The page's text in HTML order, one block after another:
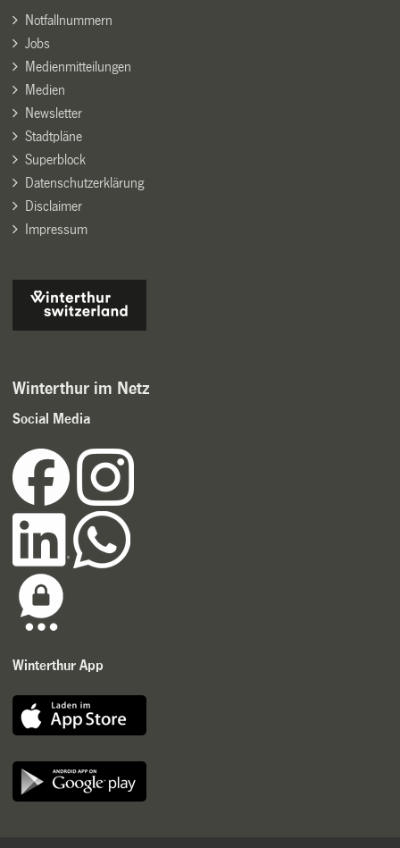
Notfallnummern
Jobs
Medienmitteilungen
Medien
Newsletter
Stadtpläne
Superblock
Datenschutzerklärung
Disclaimer
Impressum
Winterthur im Netz
Social Media
Winterthur App